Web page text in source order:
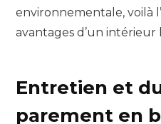
environnementale, voilà
avantages d’un intérieur
Entretien et
parement en